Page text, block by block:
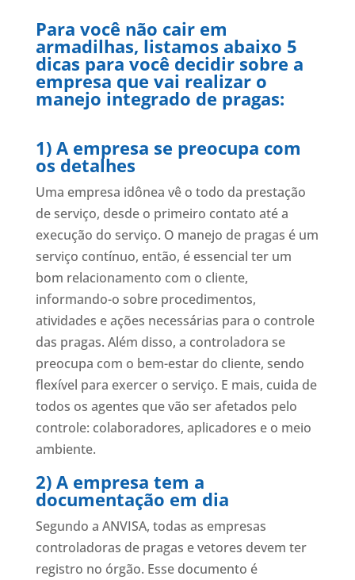
Para você não cair em
armadilhas, listamos abaixo 5
dicas para você decidir sobre a
empresa que vai realizar o
manejo integrado de pragas:
1) A empresa se preocupa com
os detalhes
Uma empresa idônea vê o todo da prestação
de serviço, desde o primeiro contato até a
execução do serviço. O manejo de pragas é um
serviço contínuo, então, é essencial ter um
bom relacionamento com o cliente,
informando-o sobre procedimentos,
atividades e ações necessárias para o controle
das pragas. Além disso, a controladora se
preocupa com o bem-estar do cliente, sendo
flexível para exercer o serviço. E mais, cuida de
todos os agentes que vão ser afetados pelo
controle: colaboradores, aplicadores e o meio
ambiente.
2) A empresa tem a
documentação em dia
Segundo a ANVISA, todas as empresas
controladoras de pragas e vetores devem ter
registro no órgão. Esse documento é